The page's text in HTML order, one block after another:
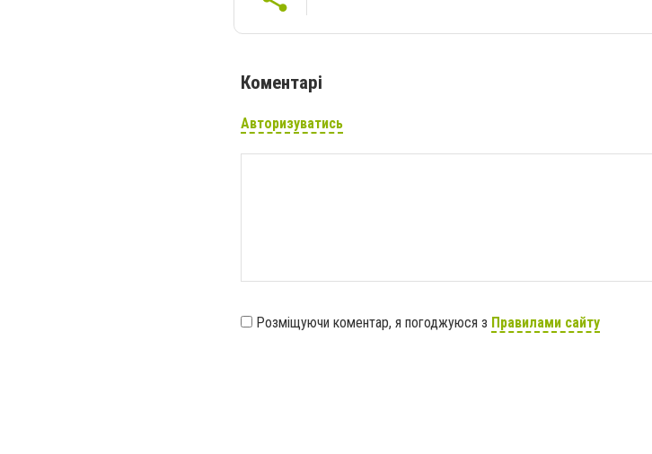
Коментарі
Авторизуватись
Розміщуючи коментар, я погоджуюся з Правилами сайту